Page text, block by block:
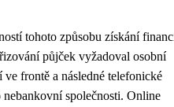
tohoto způsobu získání
půjček vyžadoval osobní
frontě a následné telefonické
společnosti. Online